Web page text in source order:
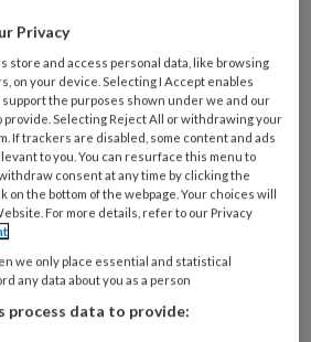
and Technology
gezichts- en
ontwikkeld die ook
gebruikt ook
onder meer de
toon, gebruik van
zelfstandige naamwoorden.
‘kijkt’
Privacy
store and access personal data, like browsing
on your device. Selecting I Accept enables
the purposes shown under we and our
provide. Selecting Reject All or withdrawing your
If trackers are disabled, some content and ads
to you. You can resurface this menu to
consent at any time by clicking the
on the bottom of the webpage. Your choices will
For more details, refer to our Privacy
we only place essential and statistical
any data about you as a person
process data to provide: